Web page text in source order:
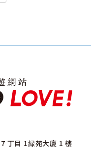
丁目 1緑苑大廈 1 樓